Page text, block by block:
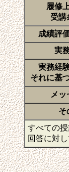
履修
受講
成績評
実
実務経
それに基
メッ
そ
すべての
回答に対